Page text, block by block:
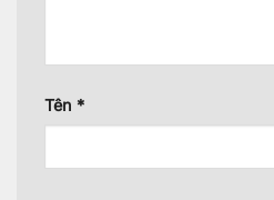
Tên *